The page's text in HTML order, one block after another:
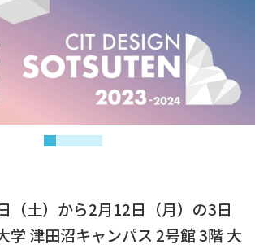
（土）から2月12日（月）の3日
学 津田沼キャンパス 2号館 3階 大